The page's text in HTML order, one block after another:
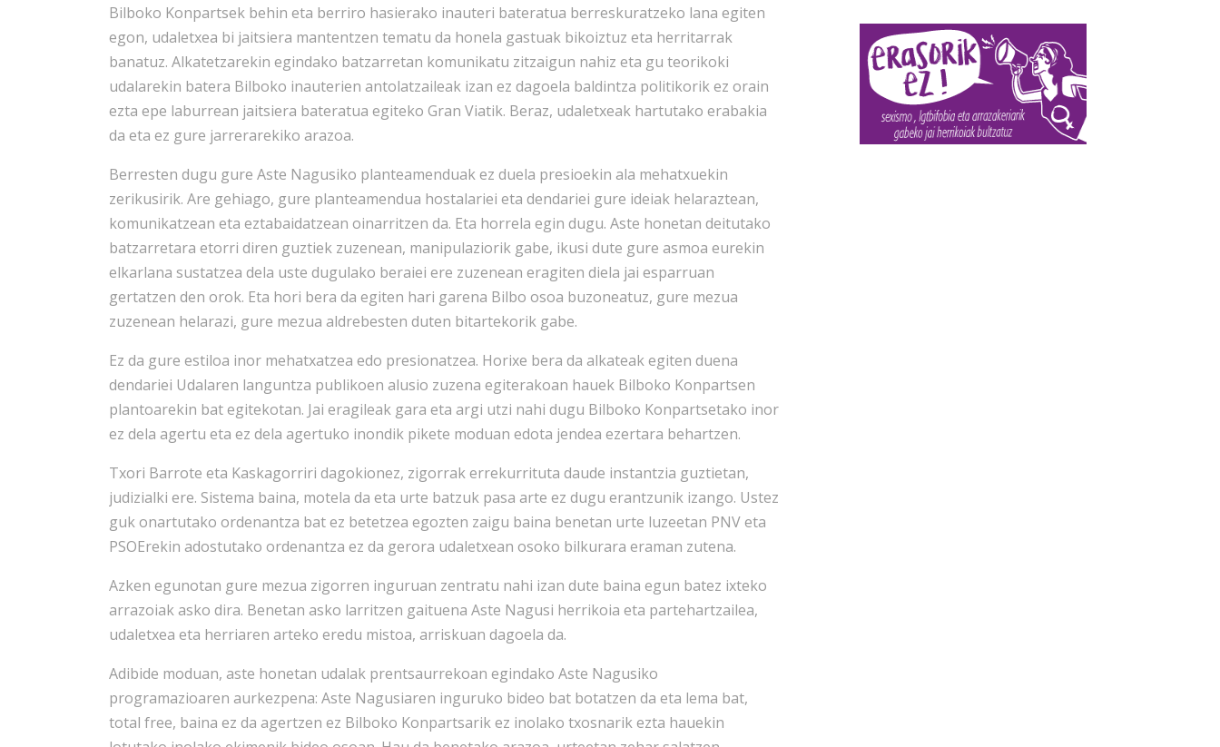
Bilboko Konpartsek behin eta berriro hasierako inauteri bateratua berreskuratzeko lana egiten
egon, udaletxea bi jaitsiera mantentzen tematu da honela gastuak bikoiztuz eta herritarrak
banatuz. Alkatetzarekin egindako batzarretan komunikatu zitzaigun nahiz eta gu teorikoki
udalarekin batera Bilboko inauterien antolatzaileak izan ez dagoela baldintza politikorik ez orain
ezta epe laburrean jaitsiera bateratua egiteko Gran Viatik. Beraz, udaletxeak hartutako erabakia
da eta ez gure jarrerarekiko arazoa.
Berresten dugu gure Aste Nagusiko planteamenduak ez duela presioekin ala mehatxuekin
zerikusirik. Are gehiago, gure planteamendua hostalariei eta dendariei gure ideiak helaraztean,
komunikatzean eta eztabaidatzean oinarritzen da. Eta horrela egin dugu. Aste honetan deitutako
batzarretara etorri diren guztiek zuzenean, manipulaziorik gabe, ikusi dute gure asmoa eurekin
elkarlana sustatzea dela uste dugulako beraiei ere zuzenean eragiten diela jai esparruan
gertatzen den orok. Eta hori bera da egiten hari garena Bilbo osoa buzoneatuz, gure mezua
zuzenean helarazi, gure mezua aldrebesten duten bitartekorik gabe.
Ez da gure estiloa inor mehatxatzea edo presionatzea. Horixe bera da alkateak egiten duena
dendariei Udalaren languntza publikoen alusio zuzena egiterakoan hauek Bilboko Konpartsen
plantoarekin bat egitekotan. Jai eragileak gara eta argi utzi nahi dugu Bilboko Konpartsetako inor
ez dela agertu eta ez dela agertuko inondik pikete moduan edota jendea ezertara behartzen.
Txori Barrote eta Kaskagorriri dagokionez, zigorrak errekurrituta daude instantzia guztietan,
judizialki ere. Sistema baina, motela da eta urte batzuk pasa arte ez dugu erantzunik izango. Ustez
guk onartutako ordenantza bat ez betetzea egozten zaigu baina benetan urte luzeetan PNV eta
PSOErekin adostutako ordenantza ez da gerora udaletxean osoko bilkurara eraman zutena.
Azken egunotan gure mezua zigorren inguruan zentratu nahi izan dute baina egun batez ixteko
arrazoiak asko dira. Benetan asko larritzen gaituena Aste Nagusi herrikoia eta partehartzailea,
udaletxea eta herriaren arteko eredu mistoa, arriskuan dagoela da.
Adibide moduan, aste honetan udalak prentsaurrekoan egindako Aste Nagusiko
programazioaren aurkezpena: Aste Nagusiaren inguruko bideo bat botatzen da eta lema bat,
total free, baina ez da agertzen ez Bilboko Konpartsarik ez inolako txosnarik ezta hauekin